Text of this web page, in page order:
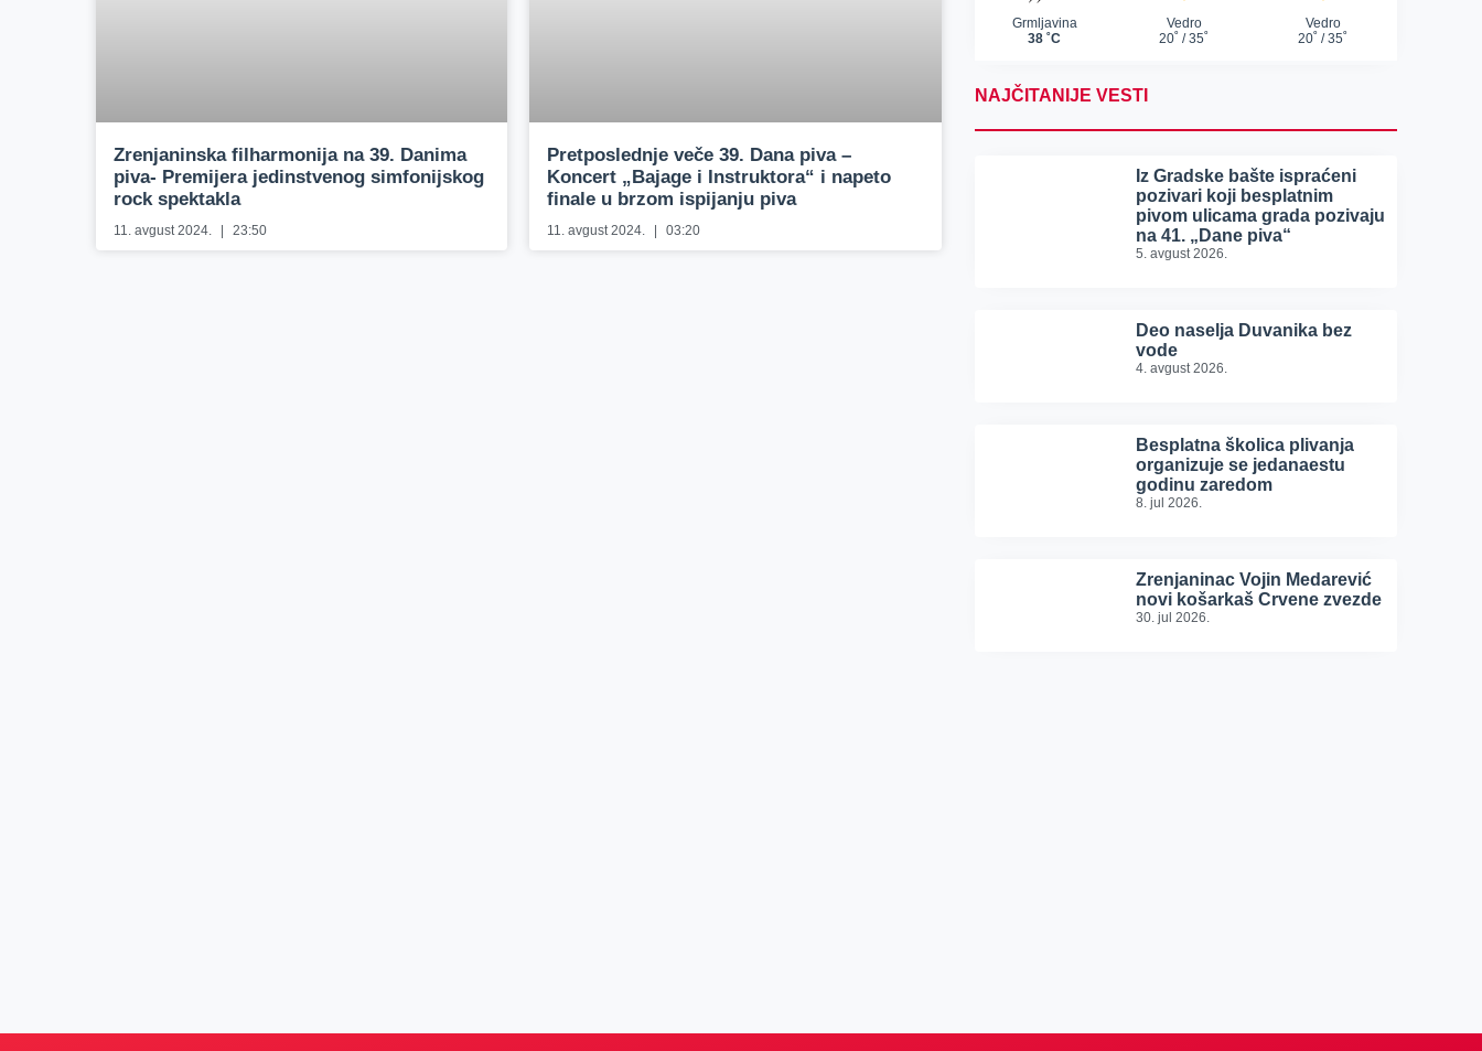
Zrenjaninska filharmonija na 39. Danima
piva- Premijera jedinstvenog simfonijskog
rock spektakla
11. avgust 2024. 23:50
Pretposlednje veče 39. Dana piva –
Koncert „Bajage i Instruktora“ i napeto
finale u brzom ispijanju piva
11. avgust 2024. 03:20
NAJČITANIJE VESTI
Iz Gradske bašte ispraćeni
pozivari koji besplatnim
pivom ulicama grada pozivaju
na 41. „Dane piva“
5. avgust 2026.
Deo naselja Duvanika bez
vode
4. avgust 2026.
Besplatna školica plivanja
organizuje se jedanaestu
godinu zaredom
8. jul 2026.
Zrenjaninac Vojin Medarević
novi košarkaš Crvene zvezde
30. jul 2026.